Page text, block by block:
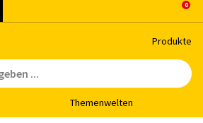
Pro­duk­te
The­men­wel­ten